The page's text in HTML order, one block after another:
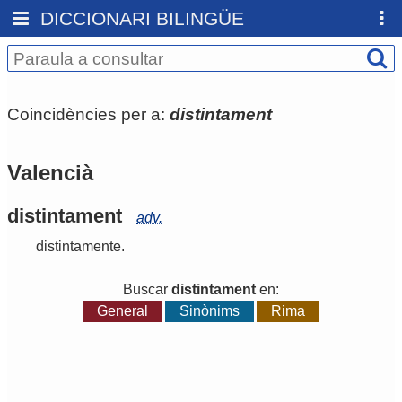
DICCIONARI BILINGÜE
Coincidències per a: distintament
Valencià
distintament
adv.
distintamente.
Buscar distintament en:
General
Sinònims Rima